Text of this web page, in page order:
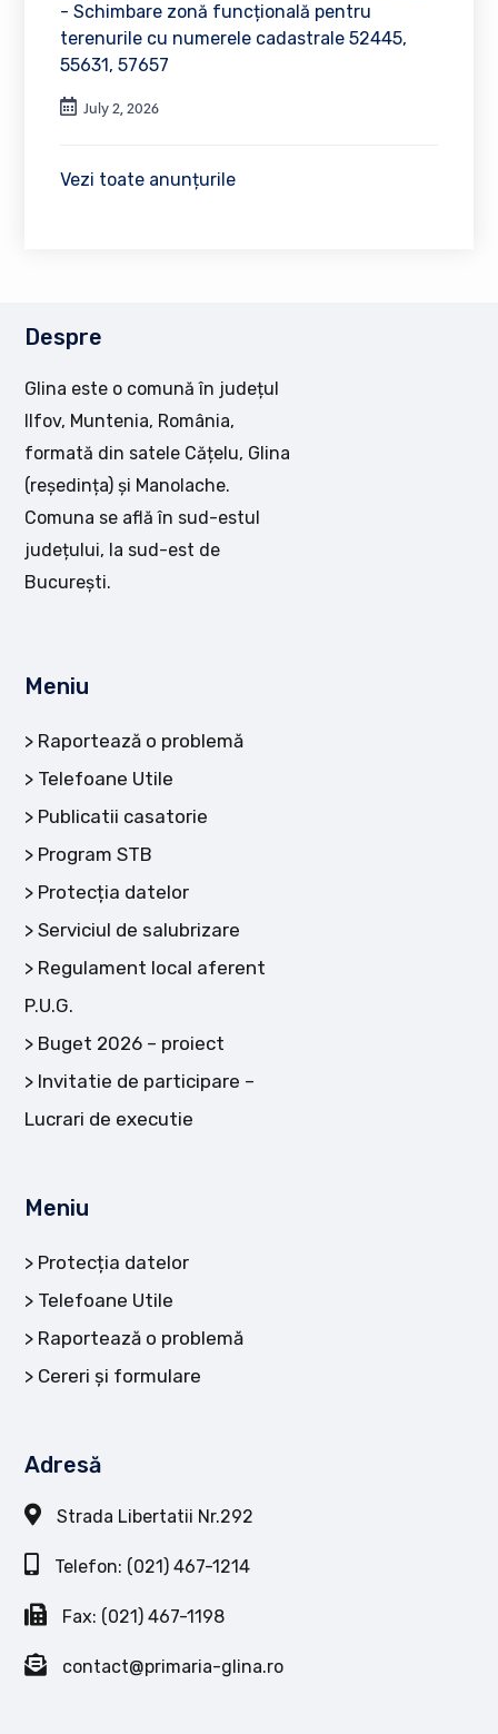
- Schimbare zonă funcțională pentru
terenurile cu numerele cadastrale 52445,
55631, 57657
July 2, 2026
Vezi toate anunțurile
Despre
Glina este o comună în județul
Ilfov, Muntenia, România,
formată din satele Cățelu, Glina
(reședința) și Manolache.
Comuna se află în sud-estul
județului, la sud-est de
București.
Meniu
Raportează o problemă
Telefoane Utile
Publicatii casatorie
Program STB
Protecția datelor
Serviciul de salubrizare
Regulament local aferent
P.U.G.
Buget 2026 – proiect
Invitatie de participare –
Lucrari de executie
Meniu
Protecția datelor
Telefoane Utile
Raportează o problemă
Cereri și formulare
Adresă
Strada Libertatii Nr.292
Telefon: (021) 467-1214
Fax: (021) 467-1198
contact@primaria-glina.ro